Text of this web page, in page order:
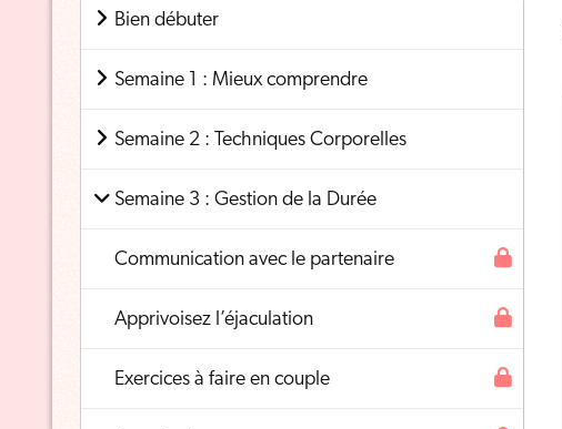
Bien débuter
Semaine 1 : Mieux comprendre
Semaine 2 : Techniques Corporelles
Semaine 3 : Gestion de la Durée
Communication avec le partenaire
Apprivoisez l’éjaculation
Exercices à faire en couple